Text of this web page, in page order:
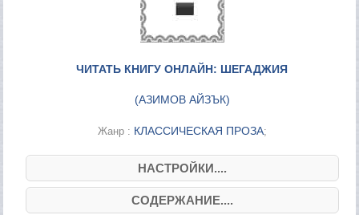
ЧИТАТЬ КНИГУ ОНЛАЙН: ШЕГАДЖИЯ
(АЗИМОВ АЙЗЪК)
Жанр : КЛАССИЧЕСКАЯ ПРОЗА;
НАСТРОЙКИ....
СОДЕРЖАНИЕ....